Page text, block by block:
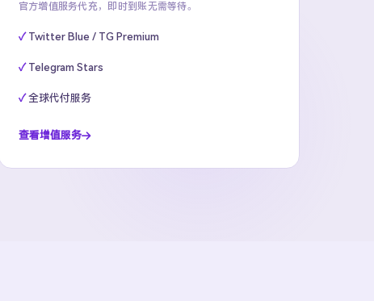
官方增值服务代充，即时到账无需等待。
Twitter Blue / TG Premium
Telegram Stars
全球代付服务
查看增值服务